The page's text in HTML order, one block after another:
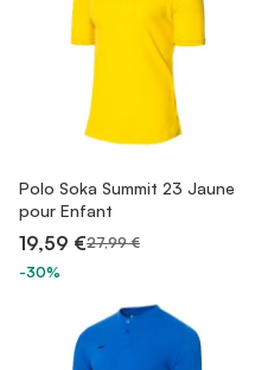
Polo Soka Summit 23 Jaune
pour Enfant
19,59 €27,99 €
-30%